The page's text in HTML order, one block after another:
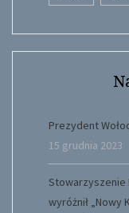
Prezydent
15 grudnia 2023
wyróżnił „Nowy